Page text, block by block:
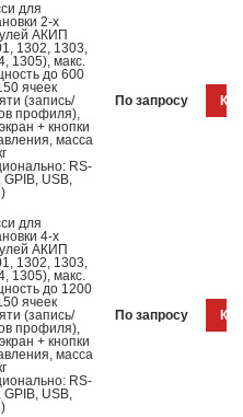
для
2-х
АКИП
1302, 1303,
1305), макс.
до 600
ячеек
(запись/
профиля),
+ кнопки
масса
RS-
GPIB, USB,
По запросу
для
4-х
АКИП
1302, 1303,
1305), макс.
до 1200
ячеек
(запись/
профиля),
+ кнопки
масса
RS-
GPIB, USB,
По запросу